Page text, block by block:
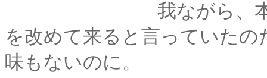
我ながら、本当に子
を改めて来ると言っていた
味もないのに。